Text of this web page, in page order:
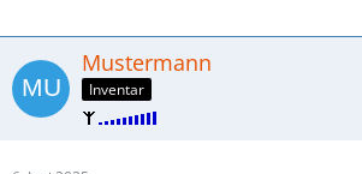
Mustermann
Inventar